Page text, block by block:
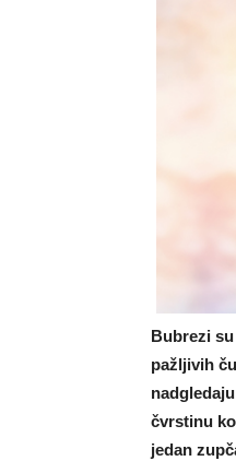
Bubrezi
pažljivih
čvrstinu
jedan